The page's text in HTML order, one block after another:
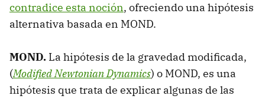
contradice esta noción, ofreciendo una hipótesis
alternativa basada en MOND.
MOND. La hipótesis de la gravedad modificada,
(Modified Newtonian Dynamics) o MOND, es una
hipótesis que trata de explicar algunas de las